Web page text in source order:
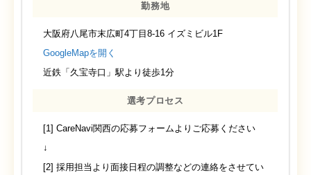
勤務地
大阪府八尾市末広町4丁目8-16 イズミビル1F
GoogleMapを開く
近鉄「久宝寺口」駅より徒歩1分
選考プロセス
[1] CareNavi関西の応募フォームよりご応募ください
↓
[2] 採用担当より面接日程の調整などの連絡をさせてい